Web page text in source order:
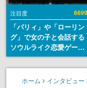
注目度 6699
「パリィ」や「ローリン
グ」で女の子と会話する
ソウルライク恋愛ゲーム
『小早川さんはソウルラ
イク』無料公開。返事に
失敗すると「YOU
ホーム インタビュー